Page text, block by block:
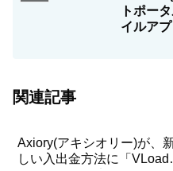
トポー
イルア
関連記事
Axiory(アキシオリー)が、
しい入出金方法に「